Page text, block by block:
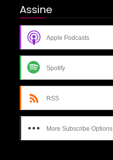
Assine
Apple Podcasts
Spotify
RSS
More Subscribe Options